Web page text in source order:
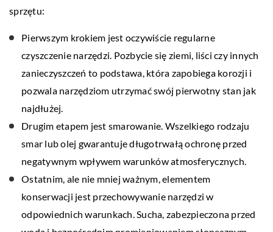
sprzętu:
Pierwszym krokiem jest oczywiście regularne
czyszczenie narzędzi. Pozbycie się ziemi, liści czy innych
zanieczyszczeń to podstawa, która zapobiega korozji i
pozwala narzędziom utrzymać swój pierwotny stan jak
najdłużej.
Drugim etapem jest smarowanie. Wszelkiego rodzaju
smar lub olej gwarantuje długotrwałą ochronę przed
negatywnym wpływem warunków atmosferycznych.
Ostatnim, ale nie mniej ważnym, elementem
konserwacji jest przechowywanie narzędzi w
odpowiednich warunkach. Sucha, zabezpieczona przed